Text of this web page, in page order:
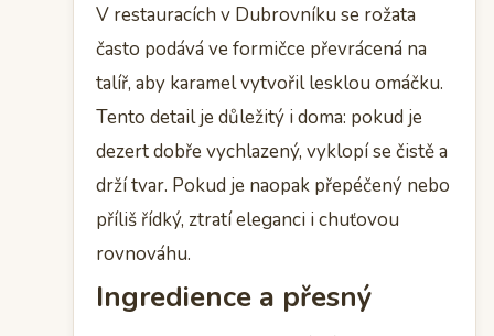
V restauracích v Dubrovníku se rožata
často podává ve formičce převrácená na
talíř, aby karamel vytvořil lesklou omáčku.
Tento detail je důležitý i doma: pokud je
dezert dobře vychlazený, vyklopí se čistě a
drží tvar. Pokud je naopak přepéčený nebo
příliš řídký, ztratí eleganci i chuťovou
rovnováhu.
Ingredience a přesný